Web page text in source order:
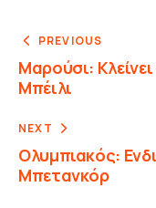
PREVIOUS
Μαρούσι:
Μπέιλι
NEXT
Ολυμπιακός:
Μπετανκόρ